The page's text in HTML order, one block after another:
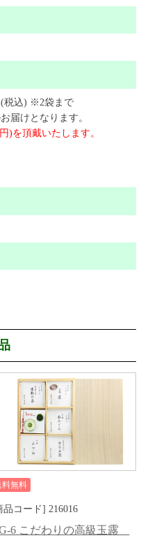
(税込) ※2袋まで
届けとなります。
)を頂戴いたします。
料無料
品コード] 216016
6 こだわりの高級玉露